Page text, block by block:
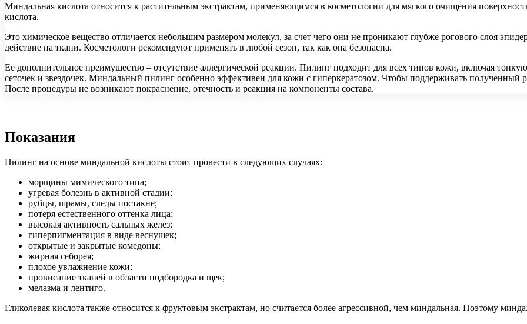
Миндальная кислота относится к растительным экстрактам, применяющимся в косметологии для мягкого очищения
кислота.
Это химическое вещество отличается небольшим размером молекул, за счет чего они не проникают глубже рогового слоя
действие на ткани. Косметологи рекомендуют применять в любой сезон, так как она безопасна.
Ее дополнительное преимущество – отсутствие аллергической реакции. Пилинг подходит для всех типов кожи, включая
сеточек и звездочек. Миндальный пилинг особенно эффективен для кожи с гиперкератозом. Чтобы поддерживать полученный
После процедуры не возникают покраснение, отечность и реакция на компоненты состава.
Показания
Пилинг на основе миндальной кислоты стоит провести в следующих случаях:
морщины мимического типа;
угревая болезнь в активной стадии;
рубцы, шрамы, следы постакне;
потеря естественного оттенка лица;
высокая активность сальных желез;
гиперпигментация в виде веснушек;
открытые и закрытые комедоны;
жирная себорея;
плохое увлажнение кожи;
провисание тканей в области подбородка и щек;
мелазма и лентиго.
Гликолевая кислота также относится к фруктовым экстрактам, но считается более агрессивной, чем миндальная. Поэтому